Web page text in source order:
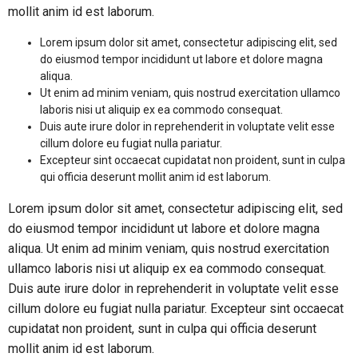
mollit anim id est laborum.
Lorem ipsum dolor sit amet, consectetur adipiscing elit, sed
do eiusmod tempor incididunt ut labore et dolore magna
aliqua.
Ut enim ad minim veniam, quis nostrud exercitation ullamco
laboris nisi ut aliquip ex ea commodo consequat.
Duis aute irure dolor in reprehenderit in voluptate velit esse
cillum dolore eu fugiat nulla pariatur.
Excepteur sint occaecat cupidatat non proident, sunt in culpa
qui officia deserunt mollit anim id est laborum.
Lorem ipsum dolor sit amet, consectetur adipiscing elit, sed
do eiusmod tempor incididunt ut labore et dolore magna
aliqua. Ut enim ad minim veniam, quis nostrud exercitation
ullamco laboris nisi ut aliquip ex ea commodo consequat.
Duis aute irure dolor in reprehenderit in voluptate velit esse
cillum dolore eu fugiat nulla pariatur. Excepteur sint occaecat
cupidatat non proident, sunt in culpa qui officia deserunt
mollit anim id est laborum.